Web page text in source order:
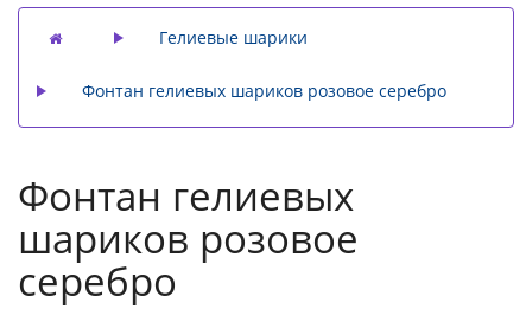
Гелиевые шарики
Фонтан гелиевых шариков розовое серебро
Фонтан гелиевых
шариков розовое
серебро